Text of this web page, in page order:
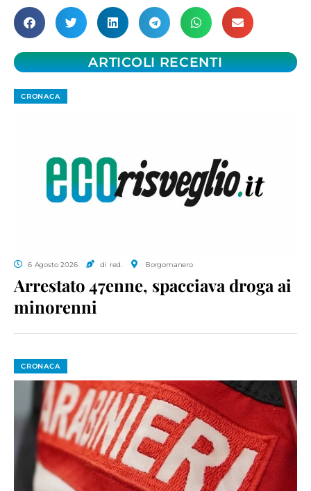
ARTICOLI RECENTI
CRONACA
6 Agosto 2026 di red. Borgomanero
Arrestato 47enne, spacciava droga ai
minorenni
CRONACA